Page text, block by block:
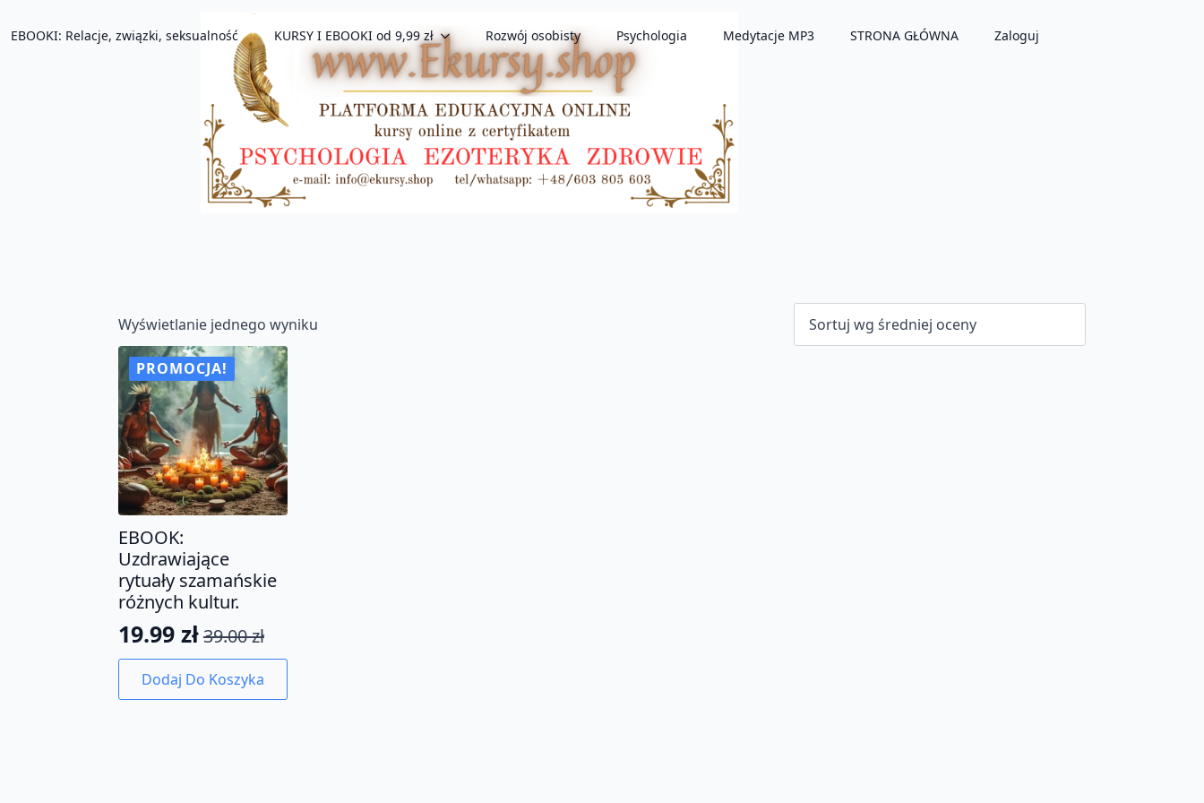
EBOOKI: Relacje, związki, seksualność KURSY I EBOOKI od 9,99 zł Rozwój osobisty Psychologia Medytacje MP3 STRONA GŁÓWNA Zaloguj
Wyświetlanie jednego wyniku
PROMOCJA!
EBOOK:
Uzdrawiające
rytuały szamańskie
różnych kultur.
39.00zł
Pierwotna
cena
wynosiła:
19.99 zł
Aktualna
cena
wynosi:
Dodaj Do Koszyka